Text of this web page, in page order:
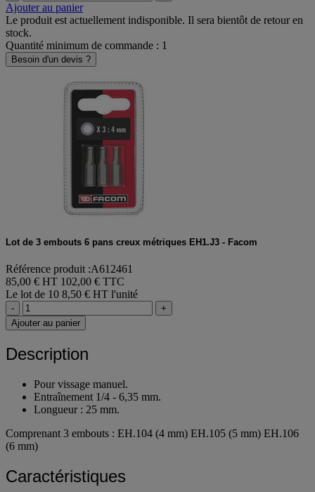
Ajouter au panier
Le produit est actuellement indisponible. Il sera bientôt de retour en
stock.
Quantité minimum de commande : 1
Besoin d'un devis ?
Lot de 3 embouts 6 pans creux métriques EH1.J3 - Facom
Référence produit :A612461
85,00 € HT 102,00 € TTC
Le lot de 10 8,50 € HT l'unité
-
+
Ajouter au panier
Description
Pour vissage manuel.
Entraînement 1/4 - 6,35 mm.
Longueur : 25 mm.
Comprenant 3 embouts : EH.104 (4 mm) EH.105 (5 mm) EH.106
(6 mm)
Caractéristiques